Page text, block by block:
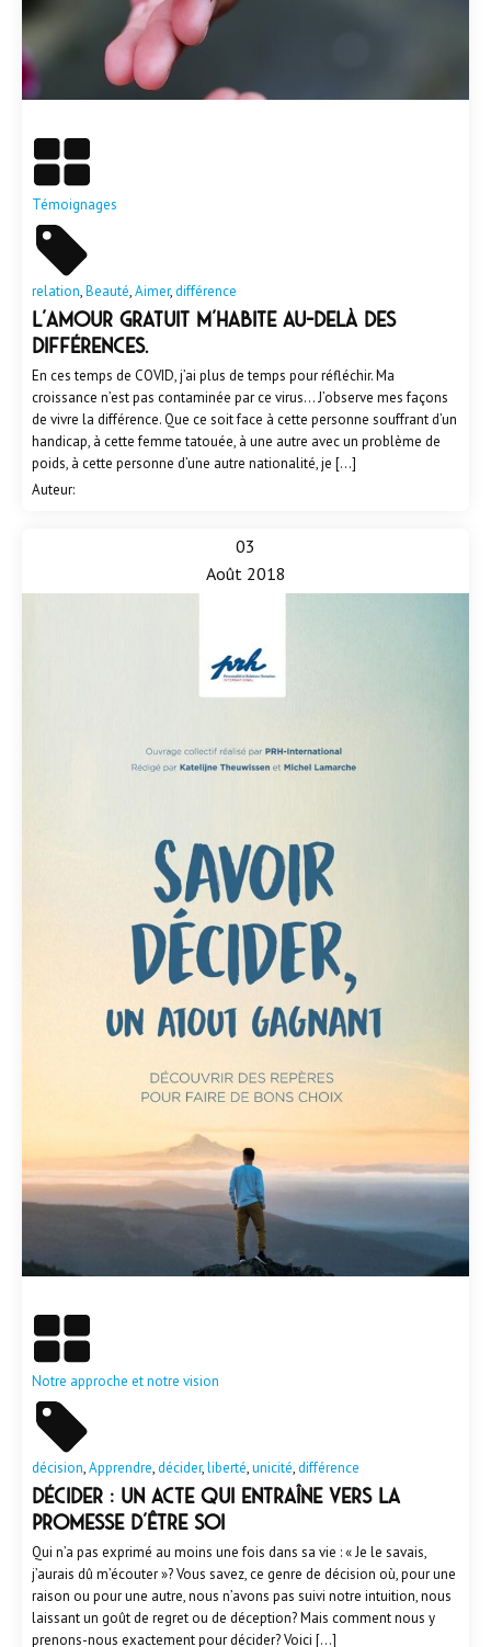
Témoignages
relation,Beauté,Aimer,différence
L’amour gratuit m’habite au-delà des
différences.
En ces temps de COVID, j’ai plus de temps pour réfléchir. Ma
croissance n’est pas contaminée par ce virus... J’observe mes façons
de vivre la différence. Que ce soit face à cette personne souffrant d’un
handicap, à cette femme tatouée, à une autre avec un problème de
poids, à cette personne d’une autre nationalité, je […]
Auteur:
03
Août 2018
Notre approche et notre vision
décision,Apprendre,décider,liberté,unicité,différence
DÉCIDER : UN ACTE QUI ENTRAÎNE VERS LA
PROMESSE D’ÊTRE SOI
Qui n’a pas exprimé au moins une fois dans sa vie : « Je le savais,
j’aurais dû m’écouter »? Vous savez, ce genre de décision où, pour une
raison ou pour une autre, nous n’avons pas suivi notre intuition, nous
laissant un goût de regret ou de déception? Mais comment nous y
prenons-nous exactement pour décider? Voici […]